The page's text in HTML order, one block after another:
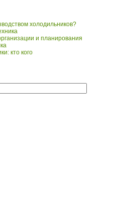
холодильников?
и планирования
кто кого